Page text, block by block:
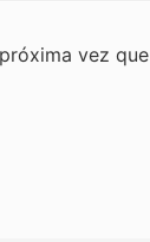
vez que